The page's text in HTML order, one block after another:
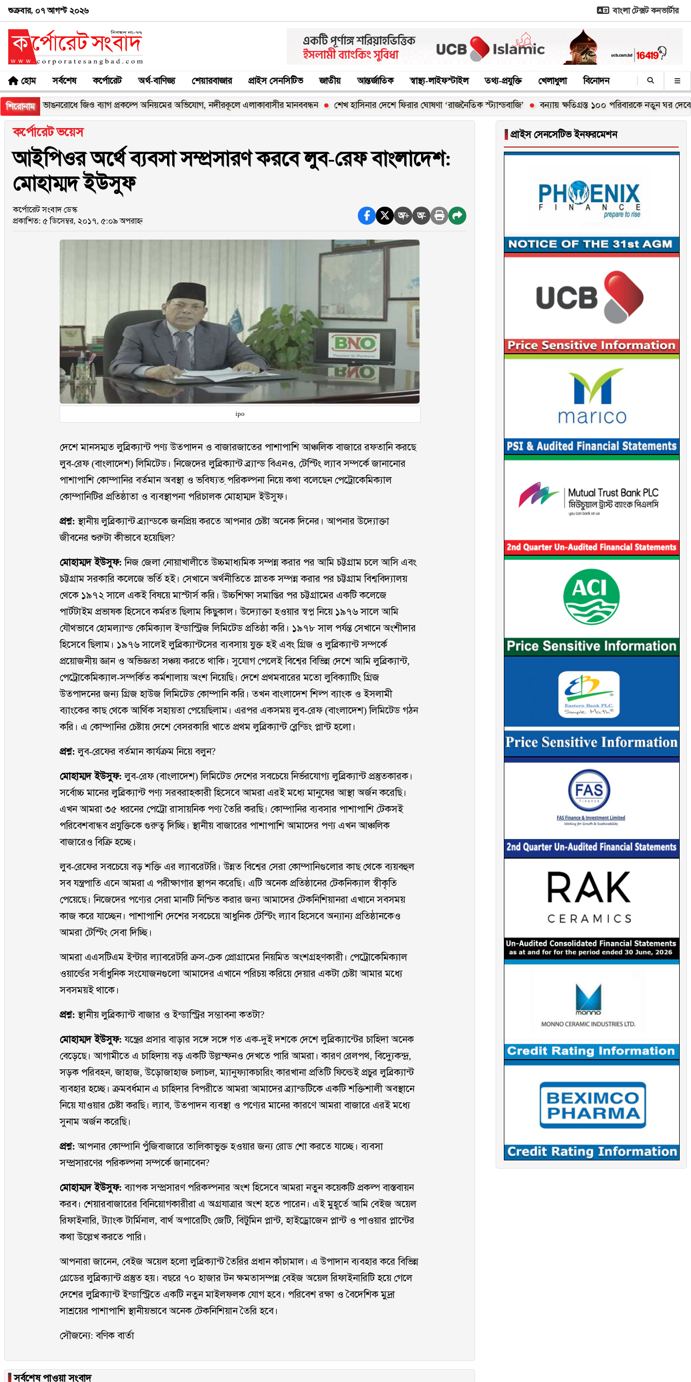
শুক্রবার, ০৭ আগস্ট ২০২৬ বাংলা টেক্সট কনভার্টার
হোম সর্বশেষ কর্পোরেট অর্থ-বাণিজ্য শেয়ারবাজার প্রাইস সেনসিটিভ জাতীয় আন্তর্জাতিক স্বাস্থ্য-লাইফস্টাইল তথ্য-প্রযুক্তি খেলাধুলা বিনোদন
শিরোনাম
ভাঙনরোধে জিও ব্যাগ প্রকল্পে অনিয়মের অভিযোগ, নদীরকূলে এলাকাবাসীর মানববন্ধন শেখ হাসিনার দেশে ফিরার ঘোষণা ‘রাজনৈতিক স্ট্যান্ডবাজি’ বন্যায় ক্ষতিগ্রস্ত ১০০ পরিবারকে নতুন ঘর দেবেন প্রধানমন্ত্রী
কর্পোরেট ভয়েস
আইপিওর অর্থে ব্যবসা সম্প্রসারণ করবে লুব-রেফ বাংলাদেশ:
মোহাম্মদ ইউসুফ
কর্পোরেট সংবাদ ডেস্ক
প্রকাশিত: ৫ ডিসেম্বর, ২০১৭, ৫:০৯ অপরাহ্ন
অ+ অ-
ipo
দেশে মানসম্মত লুব্রিক্যান্ট পণ্য উত্পাদন ও বাজারজাতের পাশাপাশি আঞ্চলিক বাজারে রফতানি করছে
লুব-রেফ (বাংলাদেশ) লিমিটেড। নিজেদের লুব্রিক্যান্ট ব্র্যান্ড বিএনও, টেস্টিং ল্যাব সম্পর্কে জানানোর
পাশাপাশি কোম্পানির বর্তমান অবস্থা ও ভবিষ্যত্ পরিকল্পনা নিয়ে কথা বলেছেন পেট্রোকেমিক্যাল
কোম্পানিটির প্রতিষ্ঠাতা ও ব্যবস্থাপনা পরিচালক মোহাম্মদ ইউসুফ।
প্রশ্ন: স্থানীয় লুব্রিক্যান্ট ব্র্যান্ডকে জনপ্রিয় করতে আপনার চেষ্টা অনেক দিনের। আপনার উদ্যোক্তা
জীবনের শুরুটা কীভাবে হয়েছিল?
মোহাম্মদ ইউসুফ: নিজ জেলা নোয়াখালীতে উচ্চমাধ্যমিক সম্পন্ন করার পর আমি চট্টগ্রাম চলে আসি এবং
চট্টগ্রাম সরকারি কলেজে ভর্তি হই। সেখানে অর্থনীতিতে স্নাতক সম্পন্ন করার পর চট্টগ্রাম বিশ্ববিদ্যালয়
থেকে ১৯৭২ সালে একই বিষয়ে মাস্টার্স করি। উচ্চশিক্ষা সমাপ্তির পর চট্টগ্রামের একটি কলেজে
পার্টটাইম প্রভাষক হিসেবে কর্মরত ছিলাম কিছুকাল। উদ্যোক্তা হওয়ার স্বপ্ন নিয়ে ১৯৭৬ সালে আমি
যৌথভাবে হোমল্যান্ড কেমিক্যাল ইন্ডাস্ট্রিজ লিমিটেড প্রতিষ্ঠা করি। ১৯৭৮ সাল পর্যন্ত সেখানে অংশীদার
হিসেবে ছিলাম। ১৯৭৬ সালেই লুব্রিক্যান্টসের ব্যবসায় যুক্ত হই এবং গ্রিজ ও লুব্রিক্যান্ট সম্পর্কে
প্রয়োজনীয় জ্ঞান ও অভিজ্ঞতা সঞ্চয় করতে থাকি। সুযোগ পেলেই বিশ্বের বিভিন্ন দেশে আমি লুব্রিক্যান্ট,
পেট্রোকেমিক্যাল-সম্পর্কিত কর্মশালায় অংশ নিয়েছি। দেশে প্রথমবারের মতো লুবিক্যাটিং গ্রিজ
উত্পাদনের জন্য গ্রিজ হাউজ লিমিটেড কোম্পানি করি। তখন বাংলাদেশ শিল্প ব্যাংক ও ইসলামী
ব্যাংকের কাছ থেকে আর্থিক সহায়তা পেয়েছিলাম। এরপর একসময় লুব-রেফ (বাংলাদেশ) লিমিটেড গঠন
করি। এ কোম্পানির চেষ্টায় দেশে বেসরকারি খাতে প্রথম লুব্রিক্যান্ট ব্লেন্ডিং প্লান্ট হলো।
প্রশ্ন: লুব-রেফের বর্তমান কার্যক্রম নিয়ে বলুন?
মোহাম্মদ ইউসুফ:লুব-রেফ (বাংলাদেশ) লিমিটেড দেশের সবচেয়ে নির্ভরযোগ্য লুব্রিক্যান্ট প্রস্তুতকারক।
সর্বোচ্চ মানের লুব্রিক্যান্ট পণ্য সরবরাহকারী হিসেবে আমরা এরই মধ্যে মানুষের আস্থা অর্জন করেছি।
এখন আমরা ৩৫ ধরনের পেট্রো রাসায়নিক পণ্য তৈরি করছি। কোম্পানির ব্যবসার পাশাপাশি টেকসই
পরিবেশবান্ধব প্রযুক্তিকে গুরুত্ব দিচ্ছি। স্থানীয় বাজারের পাশাপাশি আমাদের পণ্য এখন আঞ্চলিক
বাজারেও বিক্রি হচ্ছে।
লুব-রেফের সবচেয়ে বড় শক্তি এর ল্যাবরেটরি। উন্নত বিশ্বের সেরা কোম্পানিগুলোর কাছ থেকে ব্যয়বহুল
সব যন্ত্রপাতি এনে আমরা এ পরীক্ষাগার স্থাপন করেছি। এটি অনেক প্রতিষ্ঠানের টেকনিক্যাল স্বীকৃতি
পেয়েছে। নিজেদের পণ্যের সেরা মানটি নিশ্চিত করার জন্য আমাদের টেকনিশিয়ানরা এখানে সবসময়
কাজ করে যাচ্ছেন। পাশাপাশি দেশের সবচেয়ে আধুনিক টেস্টিং ল্যাব হিসেবে অন্যান্য প্রতিষ্ঠানকেও
আমরা টেস্টিং সেবা দিচ্ছি।
আমরা এএসটিএম ইন্টার ল্যাবরেটরি ক্রস-চেক প্রোগ্রামের নিয়মিত অংশগ্রহণকারী। পেট্রোকেমিক্যাল
ওয়ার্ল্ডের সর্বাধুনিক সংযোজনগুলো আমাদের এখানে পরিচয় করিয়ে দেয়ার একটা চেষ্টা আমার মধ্যে
সবসময়ই থাকে।
প্রশ্ন: স্থানীয় লুব্রিক্যান্ট বাজার ও ইন্ডাস্ট্রির সম্ভাবনা কতটা?
মোহাম্মদ ইউসুফ:যন্ত্রের প্রসার বাড়ার সঙ্গে সঙ্গে গত এক-দুই দশকে দেশে লুব্রিক্যান্টের চাহিদা অনেক
বেড়েছে। আগামীতে এ চাহিদায় বড় একটি উল্লম্ফনও দেখতে পারি আমরা। কারণ রেলপথ, বিদ্যুেকন্দ্র,
সড়ক পরিবহন, জাহাজ, উড়োজাহাজ চলাচল, ম্যানুফ্যাকচারিং কারখানা প্রতিটি ফিল্ডেই প্রচুর লুব্রিক্যান্ট
ব্যবহার হচ্ছে। ক্রমবর্ধমান এ চাহিদার বিপরীতে আমরা আমাদের ব্র্যান্ডটিকে একটি শক্তিশালী অবস্থানে
নিয়ে যাওয়ার চেষ্টা করছি। ল্যাব, উত্পাদন ব্যবস্থা ও পণ্যের মানের কারণে আমরা বাজারে এরই মধ্যে
সুনাম অর্জন করেছি।
প্রশ্ন: আপনার কোম্পানি পুঁজিবাজারে তালিকাভুক্ত হওয়ার জন্য রোড শো করতে যাচ্ছে। ব্যবসা
সম্প্রসারণের পরিকল্পনা সম্পর্কে জানাবেন?
মোহাম্মদ ইউসুফ:ব্যাপক সম্প্রসারণ পরিকল্পনার অংশ হিসেবে আমরা নতুন কয়েকটি প্রকল্প বাস্তবায়ন
করব। শেয়ারবাজারের বিনিয়োগকারীরা এ অগ্রযাত্রার অংশ হতে পারেন। এই মুহূর্তে আমি বেইজ অয়েল
রিফাইনারি, ট্যাংক টার্মিনাল, বার্থ অপারেটিং জেটি, বিটুমিন প্লান্ট, হাইড্রোজেন প্লান্ট ও পাওয়ার প্লান্টের
কথা উল্লেখ করতে পারি।
আপনারা জানেন, বেইজ অয়েল হলো লুব্রিক্যান্ট তৈরির প্রধান কাঁচামাল। এ উপাদান ব্যবহার করে বিভিন্ন
গ্রেডের লুব্রিক্যান্ট প্রস্তুত হয়। বছরে ৭০ হাজার টন ক্ষমতাসম্পন্ন বেইজ অয়েল রিফাইনারিটি হয়ে গেলে
দেশের লুব্রিক্যান্ট ইন্ডাস্ট্রিতে একটি নতুন মাইলফলক যোগ হবে। পরিবেশ রক্ষা ও বৈদেশিক মুদ্রা
সাশ্রয়ের পাশাপাশি স্থানীয়ভাবে অনেক টেকনিশিয়ান তৈরি হবে।
সৌজন্যে: বণিক বার্তা
▐সর্বশেষ পাওয়া সংবাদ
▐ প্রাইস সেনসেটিভ ইনফরমেশন